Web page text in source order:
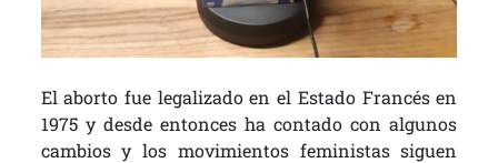
El aborto fue legalizado en el Estado Francés en
1975 y desde entonces ha contado con algunos
cambios y los movimientos feministas siguen